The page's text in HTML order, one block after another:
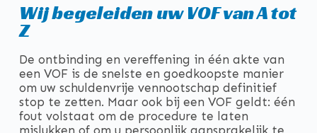
Wij begeleiden uw VOF van A tot
Z
De ontbinding en vereffening in één akte van
een VOF is de snelste en goedkoopste manier
om uw schuldenvrije vennootschap definitief
stop te zetten. Maar ook bij een VOF geldt: één
fout volstaat om de procedure te laten